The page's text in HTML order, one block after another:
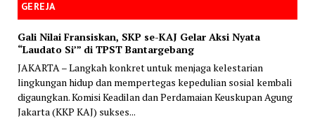
GEREJA
Gali Nilai Fransiskan, SKP se-KAJ Gelar Aksi Nyata
“Laudato Si’” di TPST Bantargebang
JAKARTA – Langkah konkret untuk menjaga kelestarian
lingkungan hidup dan mempertegas kepedulian sosial kembali
digaungkan. Komisi Keadilan dan Perdamaian Keuskupan Agung
Jakarta (KKP KAJ) sukses...